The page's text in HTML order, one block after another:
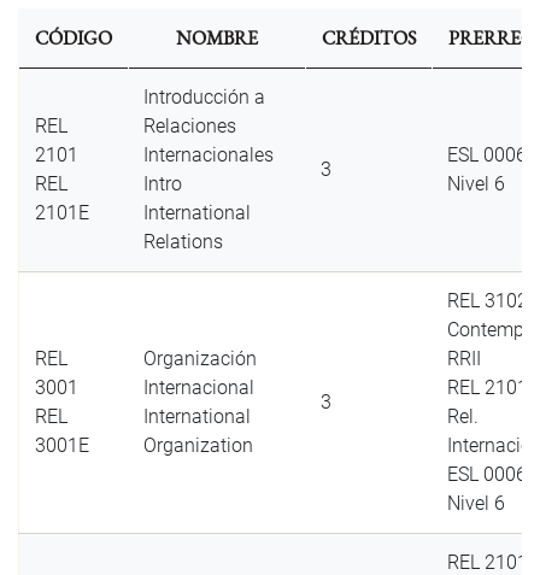
CÓDIGO NOMBRE CRÉDITOS
REL
2101
REL
2101E
Introducción a
Relaciones
Internacionales
Intro
International
Relations
3
ESL 0006
Nivel 6
REL
3001
REL
3001E
Organización
Internacional
International
Organization
3
REL 3102
RRII
REL 2101
Rel.
ESL 0006
Nivel 6
REL 2101